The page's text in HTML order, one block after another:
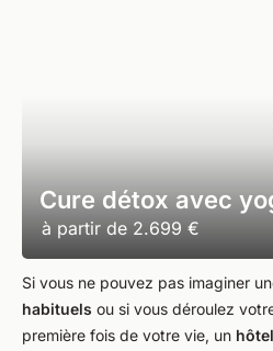
Cure détox avec
à partir de 2.699 €
Si vous ne pouvez pas imaginer
habituels ou si vous déroulez
première fois de votre vie, un